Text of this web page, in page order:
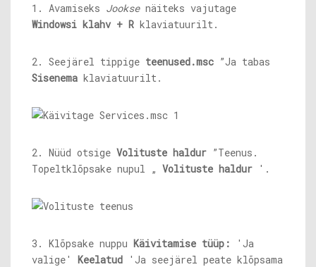
1. Avamiseks Jooksenäiteks vajutage
Windowsi klahv + R klaviatuurilt.
2. Seejärel tippige teenused.msc ”Ja tabas
Sisenema klaviatuurilt.
2. Nüüd otsige Volituste haldur ”Teenus.
Topeltklõpsake nupul „ Volituste haldur '.
3. Klõpsake nuppu Käivitamise tüüp:
'Ja
valige' Keelatud 'Ja seejärel peate klõpsama